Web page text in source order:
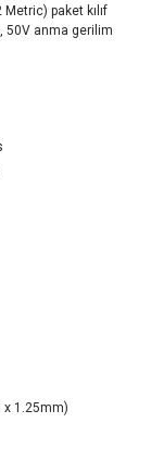
paket kılıf
50V anma gerilim
x 1.25mm)